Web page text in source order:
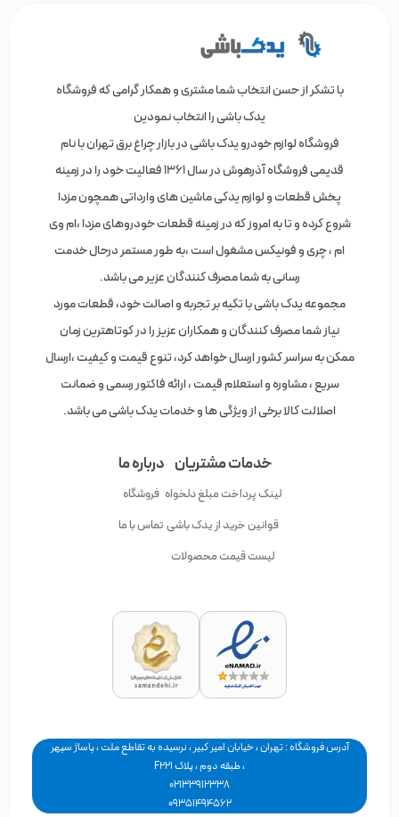
با تشکر از حسن انتخاب شما مشتری و همکار گرامی که فروشگاه
یدک باشی را انتخاب نمودین
فروشگاه لوازم خودرو یدک باشی در بازار چراغ برق تهران با نام
قدیمی فروشگاه آذرهوش در سال 1361 فعالیت خود را در زمینه
پخش قطعات و لوازم یدکی ماشین های وارداتی همچون مزدا
شروع کرده و تا به امروز که در زمینه قطعات خودروهای مزدا ،ام وی
ام ، چری و فونیکس مشغول است ،به طور مستمر درحال خدمت
رسانی به شما مصرف کنندگان عزیر می باشد.
مجموعه یدک باشی با تکیه بر تجربه و اصالت خود، قطعات مورد
نیاز شما مصرف کنندگان و همکاران عزیز را در کوتاهترین زمان
ممکن به سراسر کشور ارسال خواهد کرد، تنوع قیمت و کیفیت ،ارسال
سریع ، مشاوره و استعلام قیمت ، ارائه فاکتور رسمی و ضمانت
اصلالت کالا برخی از ویژگی ها و خدمات یدک باشی می باشد.
خدمات مشتریان
لینک پرداخت مبلغ دلخواه
قوانین خرید از یدک باشی
لیست قیمت محصولات
درباره ما
فروشگاه
تماس با ما
آدرس فروشگاه : تهران ، خیابان امیر کبیر ، نرسیده به تقاطع ملت ، پاساژ سپهر
، طبقه دوم ، پلاک F221
02133912338
09351494562